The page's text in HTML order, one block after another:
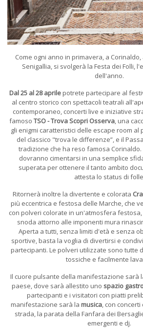
Come ogni anno in primavera, a
Senigallia, si svolgerà la Festa dei Folli,
dell'anno.
Dal 25 al 28 aprilepotrete partecipare al
al centro storico con spettacoli teatrali
contemporaneo, concerti live e iniziative
famoso TSO - Trova Scopri Osserva, una
gli enigmi caratteristici delle escape room
del classico "trova le differenze”, e il
tradizione che ha reso famosa
dovranno cimentarsi in una semplice
superata per ottenere il tanto ambito
attesta lo status di
Ritornerà inoltre la divertente e colorata
più eccentrica e festosa delle Marche, che
con polveri colorate in un'atmosfera
snoda attorno alle imponenti mura
Aperta a tutti, senza limiti d'età e senza
sportive, basta la voglia di divertirsi e
partecipanti. Le polveri utilizzate sono tutte
tossiche e facilmente
Il cuore pulsante della manifestazione sarà
paese, dove sarà allestito uno spazio
partecipanti e i visitatori con piatti
manifestazione sarà la musica , con
strada, la parata della Fanfara dei
emergenti e dj.